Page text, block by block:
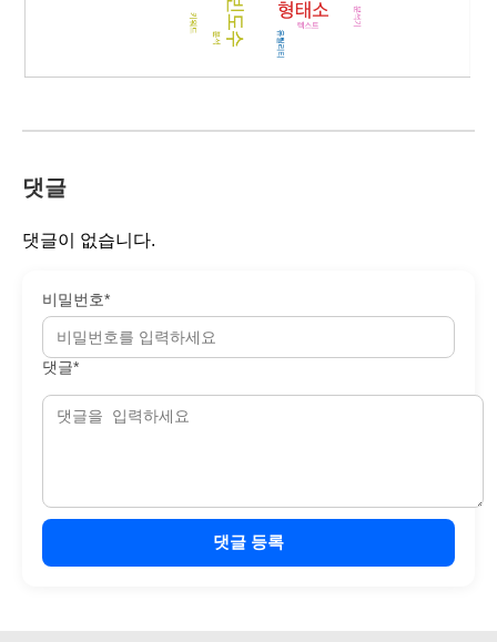
댓글
댓글이 없습니다.
비밀번호*
댓글*
댓글 등록